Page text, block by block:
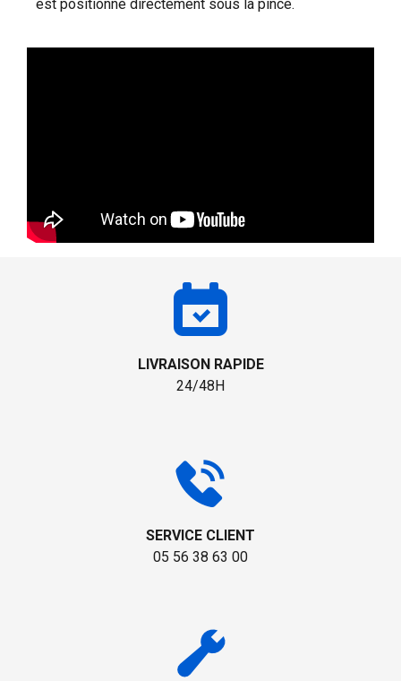
est positionné directement sous la pince.
LIVRAISON RAPIDE
24/48H
SERVICE CLIENT
05 56 38 63 00